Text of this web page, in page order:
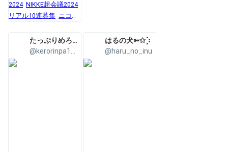
2024 NIKKE超会議2024
リアル10連募集 ニコニ
たっぷりめろこ🍼
@kerorinpa1121
はるの犬➳✩⡱
@haru_no_inu